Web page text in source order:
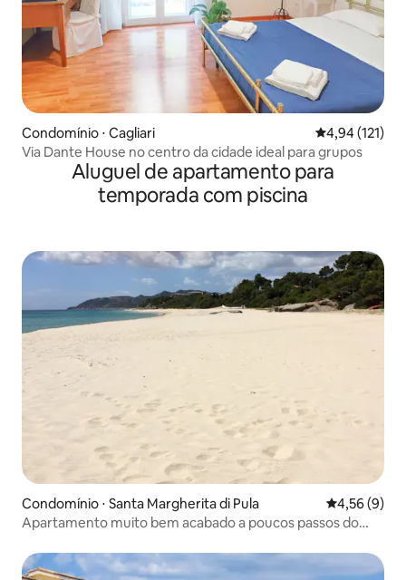
Condomínio ⋅ Cagliari 4,94 de uma
4,94 (121)
Via Dante House no centro da cidade ideal para grupos
Aluguel de apartamento para
temporada com piscina
Condomínio ⋅ Santa Margherita di Pula 4,56 de uma
4,56 (9)
Apartamento muito bem acabado a poucos passos do